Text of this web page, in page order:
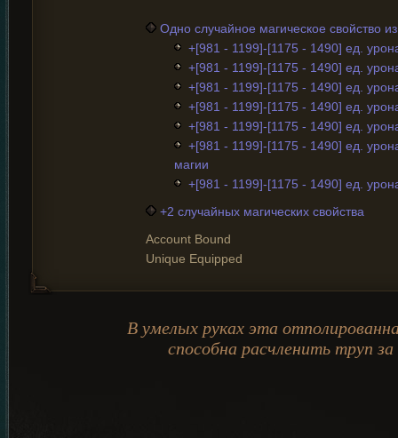
Одно случайное магическое свойство
+[981 - 1199]-[1175 - 1490] ед.
+[981 - 1199]-[1175 - 1490] ед.
+[981 - 1199]-[1175 - 1490] ед.
+[981 - 1199]-[1175 - 1490] ед.
+[981 - 1199]-[1175 - 1490] ед.
+[981 - 1199]-[1175 - 1490] ед.
магии
+[981 - 1199]-[1175 - 1490] ед.
+2 случайных магических свойства
Account Bound
Unique Equipped
В умелых руках эта
способна расчленить труп